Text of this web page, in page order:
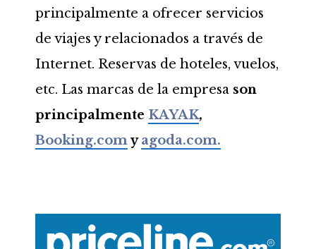
principalmente a ofrecer servicios
de viajes y relacionados a través de
Internet. Reservas de hoteles, vuelos,
etc. Las marcas de la empresa son
principalmente KAYAK,
Booking.comyagoda.com.